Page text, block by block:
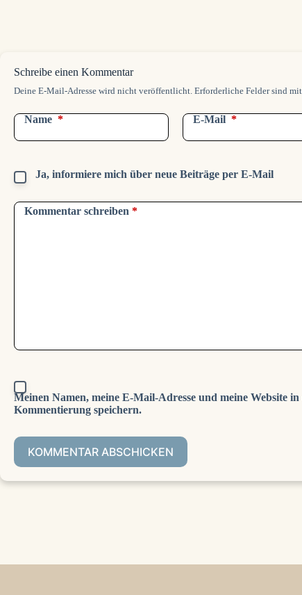
Schreibe einen Kommentar
Deine E-Mail-Adresse wird nicht veröffentlicht. Erforderliche Felder sind mit
Name * E-Mail *
Ja, informiere mich über neue Beiträge per E-Mail
Kommentar schreiben *
Meinen Namen, meine E-Mail-Adresse und meine Website
Kommentierung speichern.
KOMMENTAR ABSCHICKEN